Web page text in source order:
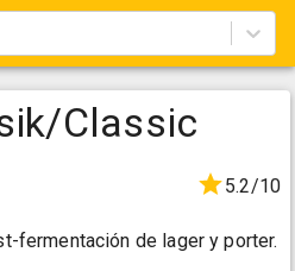
Classic
5.2/10
fermentación de lager y porter.